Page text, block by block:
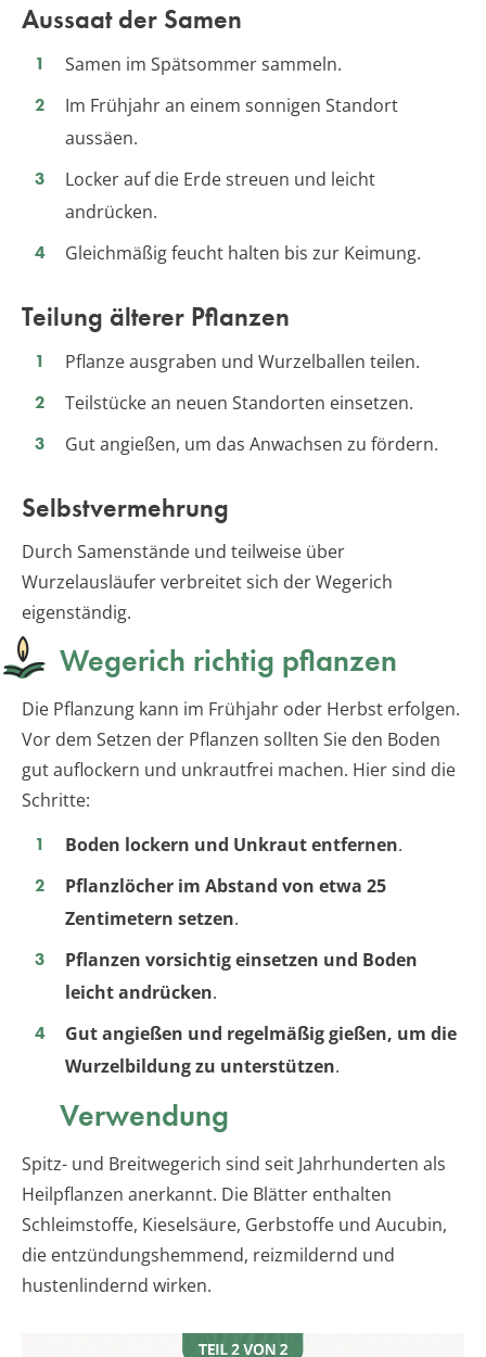
Aussaat der Samen
Samen im Spätsommer sammeln.
Im Frühjahr an einem sonnigen Standort
aussäen.
Locker auf die Erde streuen und leicht
andrücken.
Gleichmäßig feucht halten bis zur Keimung.
Teilung älterer Pflanzen
Pflanze ausgraben und Wurzelballen teilen.
Teilstücke an neuen Standorten einsetzen.
Gut angießen, um das Anwachsen zu fördern.
Selbstvermehrung
Durch Samenstände und teilweise über
Wurzelausläufer verbreitet sich der Wegerich
eigenständig.
Wegerich richtig pflanzen
Die Pflanzung kann im Frühjahr oder Herbst erfolgen.
Vor dem Setzen der Pflanzen sollten Sie den Boden
gut auflockern und unkrautfrei machen. Hier sind die
Schritte:
Boden lockern und Unkraut entfernen.
Pflanzlöcher im Abstand von etwa 25
Zentimetern setzen.
Pflanzen vorsichtig einsetzen und Boden
leicht andrücken.
Gut angießen und regelmäßig gießen, um die
Wurzelbildung zu unterstützen.
Verwendung
Spitz- und Breitwegerich sind seit Jahrhunderten als
Heilpflanzen anerkannt. Die Blätter enthalten
Schleimstoffe, Kieselsäure, Gerbstoffe und Aucubin,
die entzündungshemmend, reizmildernd und
hustenlindernd wirken.